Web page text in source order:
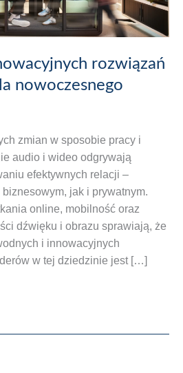
rozwiązań
nowoczesnego
zmian w sposobie pracy i
audio i wideo odgrywają
efektywnych relacji –
jak i prywatnym.
online, mobilność oraz
dźwięku i obrazu sprawiają, że
i innowacyjnych
w tej dziedzinie jest […]